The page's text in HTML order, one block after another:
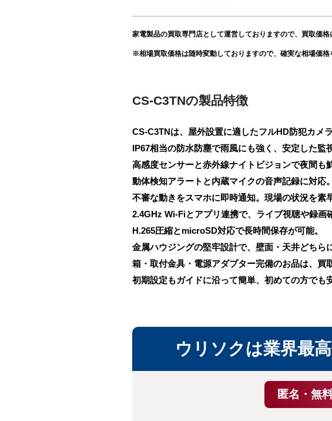
家電製品の買取専門店として運営しておりますので、買取価
※相場買取価格は随時変動しておりますので、確実な相場価
CS-C3TNの製品特徴
CS-C3TNは、屋外設置に適したフルHD防犯カメラ
IP67相当の防水防塵で雨風にも強く、安定した監
高感度センサーと赤外線ナイトビジョンで夜間も
動体検知アラートと内蔵マイクの音声記録に対応。
不審な動きをスマホに即時通知。現場の状況を素
2.4GHz Wi-Fiとアプリ連携で、ライブ視聴や録画
H.265圧縮とmicroSD対応で長時間保存が可能。
金属ハウジングの堅牢設計で、壁面・天井どちら
箱・取付金具・電源アダプター完備のお品は、買
初期設定もガイドに沿って簡単、初めての方でも
ウリソクは業界最